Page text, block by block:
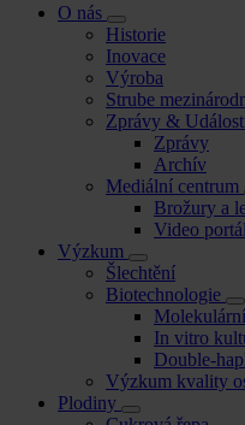
O nás
Historie
Inovace
Výroba
Strube
Zprávy &
Zprávy
Archív
Mediální centrum
Brožury a
Video portál
Výzkum
Šlechtění
Biotechnologie
In vitro
Double-
Výzkum kvality
Plodiny